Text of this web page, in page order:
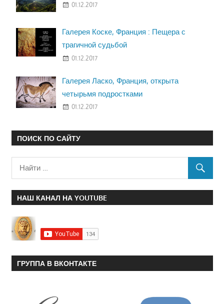
01.12.2017
Галерея Коске, Франция : Пещера с
трагичной судьбой
01.12.2017
Галерея Ласко, Франция, открыта
четырьмя подростками
01.12.2017
ПОИСК ПО САЙТУ
НАШ КАНАЛ НА YOUTUBE
ГРУППА В ВКОНТАКТЕ